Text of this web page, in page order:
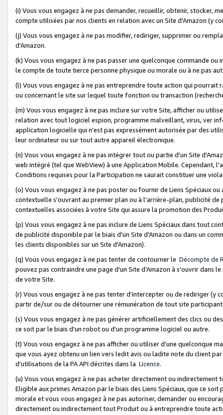
(i) Vous vous engagez à ne pas demander, recueillir, obtenir, stocker,
compte utilisées par nos clients en relation avec un Site d'Amazon (y
(j) Vous vous engagez à ne pas modifier, rediriger, supprimer ou
d'Amazon.
(k) Vous vous engagez à ne pas passer une quelconque commande
le compte de toute tierce personne physique ou morale ou à ne pas
(l) Vous vous engagez à ne pas entreprendre toute action qui
ou concernant le site sur lequel toute fonction ou transaction
(m) Vous vous engagez à ne pas inclure sur votre Site, afficher ou
relation avec tout logiciel espion, programme malveillant, virus, ver
application logicielle qui n'est pas expressément autorisée par des
leur ordinateur ou sur tout autre appareil électronique.
(n) Vous vous engagez à ne pas intégrer tout ou partie d'un Site
web intégré (tel que WebView) à une Application Mobile. Cependant,
Conditions requises pour la Participation ne saurait constituer une
(o) Vous vous engagez à ne pas poster ou fournir de Liens Spéciaux
contextuelle s'ouvrant au premier plan ou à l'arrière-plan, publicité
contextuelles associées à votre Site qui assure la promotion des
(p) Vous vous engagez à ne pas inclure de Liens Spéciaux dans tout
de publicité disponible par le biais d'un Site d'Amazon ou dans un
les clients disponibles sur un Site d'Amazon).
(q) Vous vous engagez à ne pas tenter de contourner le Décompte de
pouvez pas contraindre une page d'un Site d'Amazon à s'ouvrir dans
de votre Site.
(r) Vous vous engagez à ne pas tenter d'intercepter ou de rediriger
partir de/sur ou de détourner une rémunération de tout site
(s) Vous vous engagez à ne pas générer artificiellement des clics ou
ce soit par le biais d'un robot ou d'un programme logiciel ou autre.
(t) Vous vous engagez à ne pas afficher ou utiliser d’une quelconque
que vous ayez obtenu un lien vers ledit avis ou ladite note du client
d’utilisations de la PA API décrites dans la Licence.
(u) Vous vous engagez à ne pas acheter directement ou
Eligible aux primes Amazon par le biais des Liens Spéciaux, que ce
morale et vous vous engagez à ne pas autoriser, demander ou
directement ou indirectement tout Produit ou à entreprendre toute